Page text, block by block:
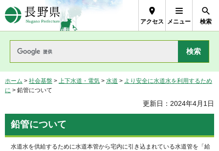
長野県Nagano Prefecture
アクセス メニュー 検索
ホーム > 社会基盤 > 上下水道・電気 > 水道 > より安全に水道水を利用するため
に > 鉛管について
更新日：2024年4月1日
鉛管について
水道水を供給するために水道本管から宅内に引き込まれている水道管を「給